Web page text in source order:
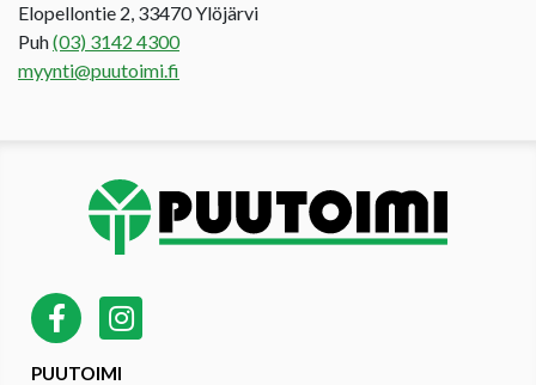
Elopellontie 2, 33470 Ylöjärvi
Puh(03) 3142 4300
myynti@puutoimi.fi
PUUTOIMI